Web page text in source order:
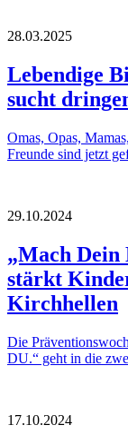
28.03.2025
Lebendige
sucht
Omas, Opas,
Freunde sind jetzt
29.10.2024
„Mach Dein
stärkt
Kirchhellen
Die
DU.“ geht in die
17.10.2024